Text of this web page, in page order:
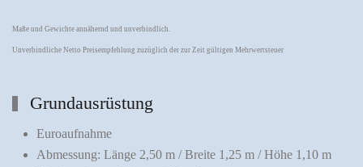
Maße und Gewichte annähernd und unverbindlich.
Unverbindliche Netto Preisempfehlung zuzüglich der zur Zeit gültigen Mehrwertsteuer
Grundausrüstung
Euroaufnahme
Abmessung: Länge 2,50 m / Breite 1,25 m / Höhe 1,10 m